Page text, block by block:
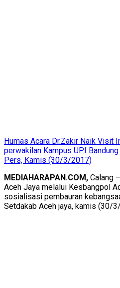
Humas Acara Dr.Zakir Naik Visit
perwakilan Kampus UPI
Pers, Kamis (30/3/2017)
MEDIAHARAPAN.COM, Calang
Aceh Jaya melalui Kesbangpol
sosialisasi pembauran
Setdakab Aceh jaya, kamis (30/